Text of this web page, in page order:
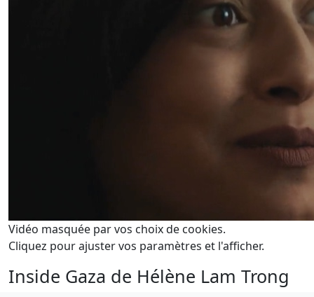
Vidéo masquée par vos choix de cookies.
Cliquez pour ajuster vos paramètres et l'afficher.
Inside Gaza de Hélène Lam Trong